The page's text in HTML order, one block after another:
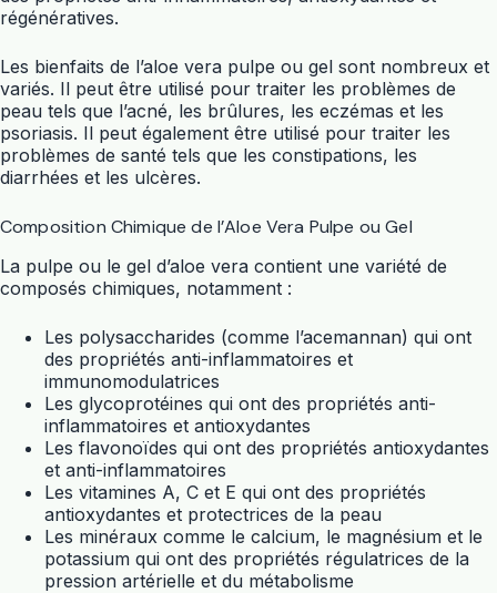
régénératives.
Les bienfaits de l’aloe vera pulpe ou gel sont nombreux et
variés. Il peut être utilisé pour traiter les problèmes de
peau tels que l’acné, les brûlures, les eczémas et les
psoriasis. Il peut également être utilisé pour traiter les
problèmes de santé tels que les constipations, les
diarrhées et les ulcères.
Composition Chimique de l’Aloe Vera Pulpe ou Gel
La pulpe ou le gel d’aloe vera contient une variété de
composés chimiques, notamment :
Les polysaccharides (comme l’acemannan) qui ont
des propriétés anti-inflammatoires et
immunomodulatrices
Les glycoprotéines qui ont des propriétés anti-
inflammatoires et antioxydantes
Les flavonoïdes qui ont des propriétés antioxydantes
et anti-inflammatoires
Les vitamines A, C et E qui ont des propriétés
antioxydantes et protectrices de la peau
Les minéraux comme le calcium, le magnésium et le
potassium qui ont des propriétés régulatrices de la
pression artérielle et du métabolisme